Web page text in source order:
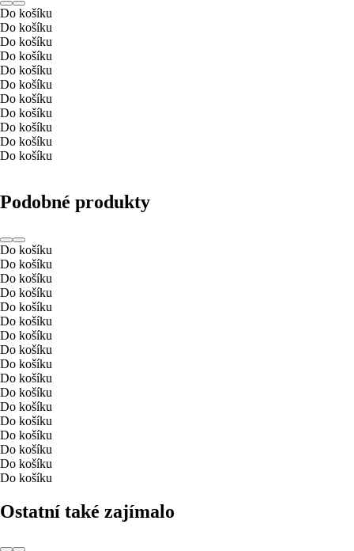
Do košíku
Do košíku
Do košíku
Do košíku
Do košíku
Do košíku
Do košíku
Do košíku
Do košíku
Do košíku
Do košíku
Podobné produkty
Do košíku
Do košíku
Do košíku
Do košíku
Do košíku
Do košíku
Do košíku
Do košíku
Do košíku
Do košíku
Do košíku
Do košíku
Do košíku
Do košíku
Do košíku
Do košíku
Do košíku
Ostatní také zajímalo